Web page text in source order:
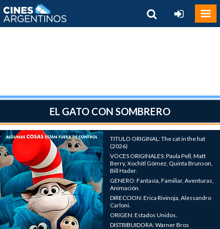
EL GATO CON SOMBRERO
TITULO ORIGINAL: The cat in the hat
(2026)
VOCES ORIGINALES: Paula Pell, Matt
Berry, Xochitl Gómez, Quinta Brunson,
Bill Hader.
GENERO: Fantasía, Familiar, Aventuras,
Animación.
DIRECCION: Erica Rivinoja, Alessandro
Carloni.
ORIGEN: Estados Unidos.
DISTRIBUIDORA: Warner Bros